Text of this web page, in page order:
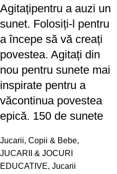
Agitațipentru a auzi un
sunet. Folosiți-l pentru
a începe să vă creați
povestea. Agitați din
nou pentru sunete mai
inspirate pentru a
văcontinua povestea
epică. 150 de sunete
Jucarii, Copii & Bebe,
JUCARII & JOCURI
EDUCATIVE, Jucarii